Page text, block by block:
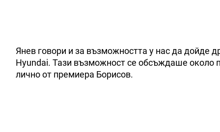
Янев говори и за възможността у нас да дойде
Hyundai. Тази възможност се обсъждаше около
лично от премиера Борисов.